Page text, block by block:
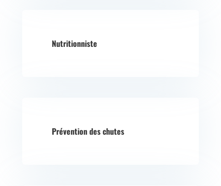
Nutritionniste
Prévention des chutes